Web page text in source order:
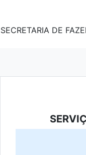
SECRETARIA DE